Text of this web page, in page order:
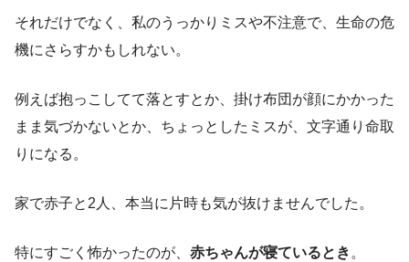
それだけでなく、私のうっかりミスや不注意で、生命の危
機にさらすかもしれない。
例えば抱っこしてて落とすとか、掛け布団が顔にかかった
まま気づかないとか、ちょっとしたミスが、文字通り命取
りになる。
家で赤子と2人、本当に片時も気が抜けませんでした。
特にすごく怖かったのが、 赤ちゃんが寝ているとき 。